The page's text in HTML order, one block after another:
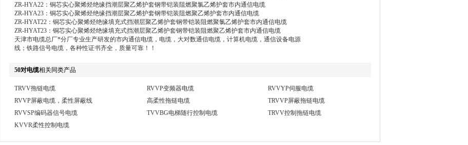
ZR-HYA22：铜芯实心聚烯烃绝缘挡潮层聚乙烯护套钢带铠装阻燃聚氯乙烯护套市内通信电缆
ZR-HYA23：铜芯实心聚烯烃绝缘挡潮层聚乙烯护套钢带铠装阻燃聚乙烯护套市内通信电缆
ZR-HYAT22：铜芯实心聚烯烃绝缘填充式挡潮层聚乙烯护套钢带铠装阻燃聚氯乙烯护套市内通信电缆
ZR-HYAT23：铜芯实心聚烯烃绝缘填充式挡潮层聚乙烯护套钢带铠装阻燃聚乙烯护套市内通信电缆
天津市电缆总厂*分厂专业生产研发的市内通信电缆，电缆，大对数通信电缆，计算机电缆，通信设备电源
线；铁路信号电缆，各种性证书齐全，质量可靠！！
50对电缆相关同类产品
TRVV拖链电缆 RVVP变频器电缆
RVVYP伺服电缆
RVVP屏蔽电缆，柔性屏蔽线
高柔性拖链电缆
TRVVP屏蔽拖链电缆
RVVSP编码器信号电缆
TVVBG电梯随行控制电缆
TRVV控制拖链电缆
KVVR柔性控制电缆